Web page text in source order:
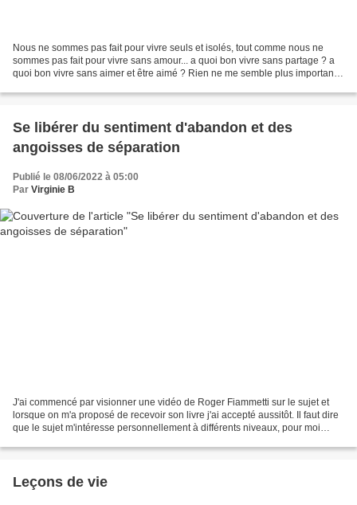
Nous ne sommes pas fait pour vivre seuls et isolés, tout comme nous ne
sommes pas fait pour vivre sans amour... a quoi bon vivre sans partage ? a
quoi bon vivre sans aimer et être aimé ? Rien ne me semble plus important
Se libérer du sentiment d'abandon et des
angoisses de séparation
Publié le 08/06/2022 à 05:00
Par Virginie B
J'ai commencé par visionner une vidéo de Roger Fiammetti sur le sujet et
lorsque on m'a proposé de recevoir son livre j'ai accepté aussitôt. Il faut dire
que le sujet m'intéresse personnellement à différents niveaux, pour moi
Leçons de vie